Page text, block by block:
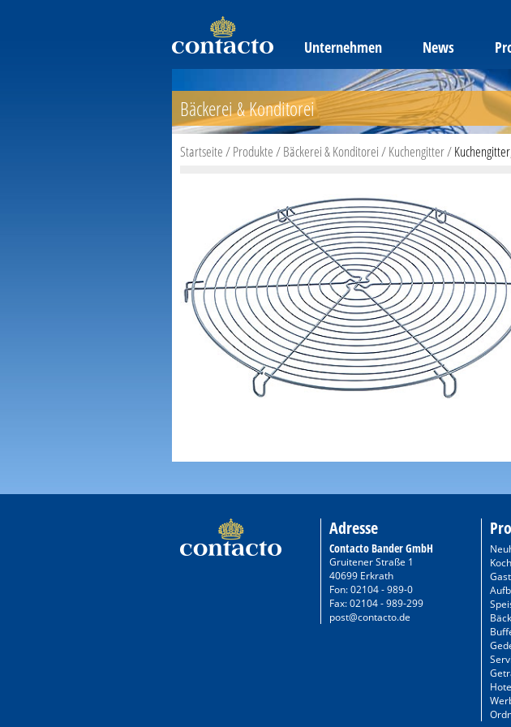
Unternehmen News
Bäckerei & Konditorei
Startseite/Produkte/Bäckerei & Konditorei/Kuchengitter/
Adresse
Contacto Bander GmbH
Gruitener Straße 1
40699 Erkrath
Fon: 02104 - 989-0
Fax: 02104 - 989-299
post@contacto.de